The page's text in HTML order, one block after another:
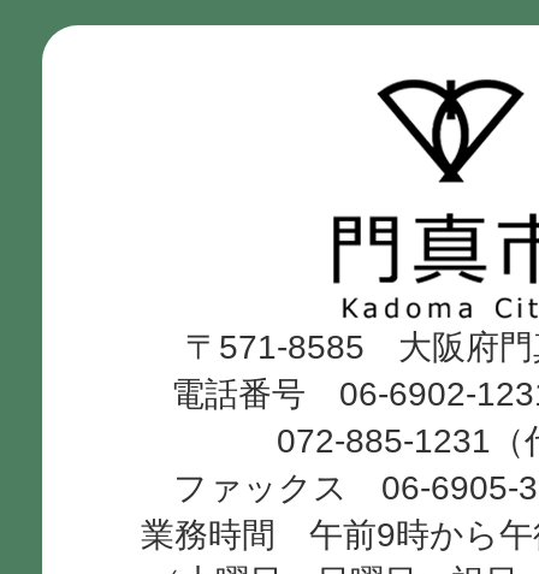
市
Kadoma
City
〒571-8585 大阪府門
電話番号 06-6902-
072-885-1231（
ファックス 06-6905-
業務時間 午前9時から午